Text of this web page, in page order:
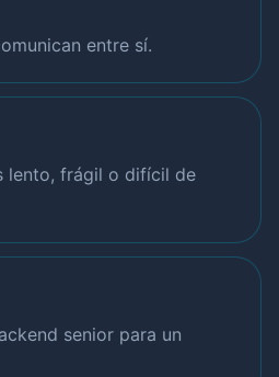
entre sí.
lento, frágil o difícil de
senior para un